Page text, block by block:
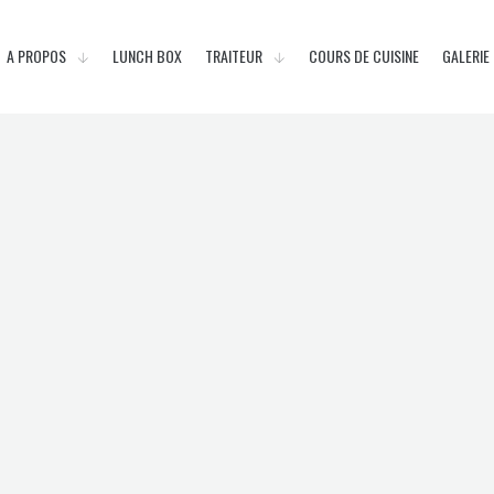
A PROPOS LUNCH BOX TRAITEUR COURS DE CUISINE GALERIE